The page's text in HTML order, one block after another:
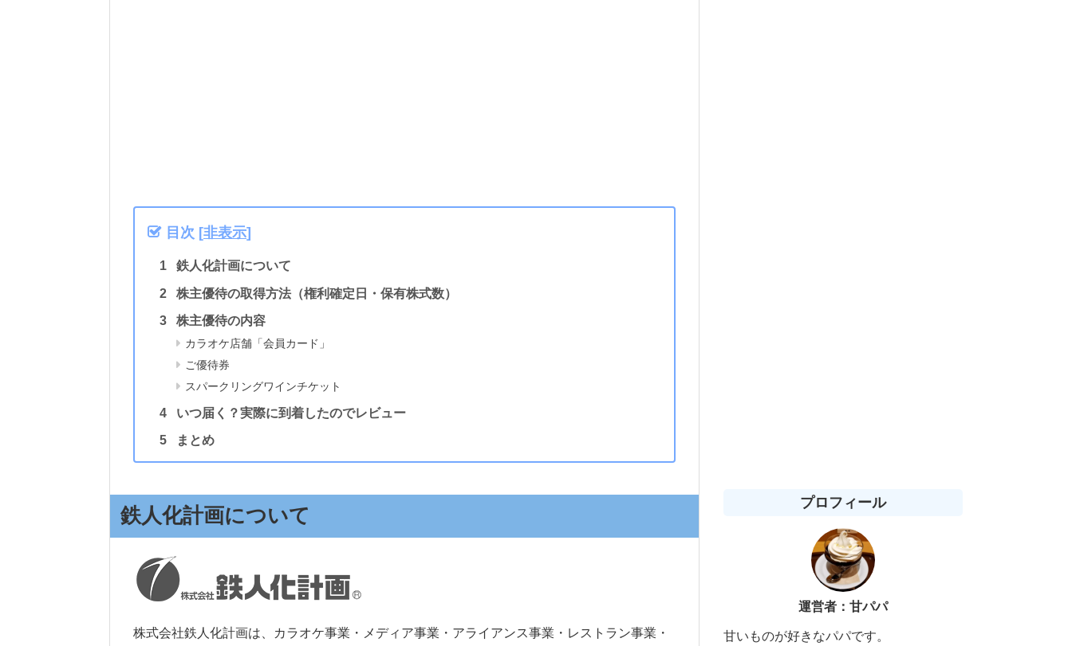
目次 [非表示]
鉄人化計画について
株主優待の取得方法（権利確定日・保有株式数）
株主優待の内容
カラオケ店舗「会員カード」
ご優待券
スパークリングワインチケット
いつ届く？実際に到着したのでレビュー
まとめ
鉄人化計画について
株式会社鉄人化計画は、カラオケ事業・メディア事業・アライアンス事業・レストラン事業・
プロフィール
運営者：甘パパ
甘いものが好きなパパです。